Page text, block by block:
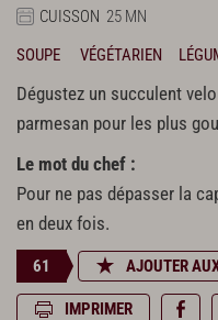
CUISSON 25 MN
SOUPE
VÉGÉTARIEN
Dégustez un succulent
parmesan pour les plus
Le mot du chef :
Pour ne pas dépasser la
en deux fois.
61 AJOUTER
IMPRIMER